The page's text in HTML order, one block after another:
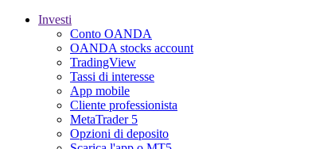
Investi
Conto OANDA
OANDA stocks account
TradingView
Tassi di interesse
App mobile
Cliente professionista
MetaTrader 5
Opzioni di deposito